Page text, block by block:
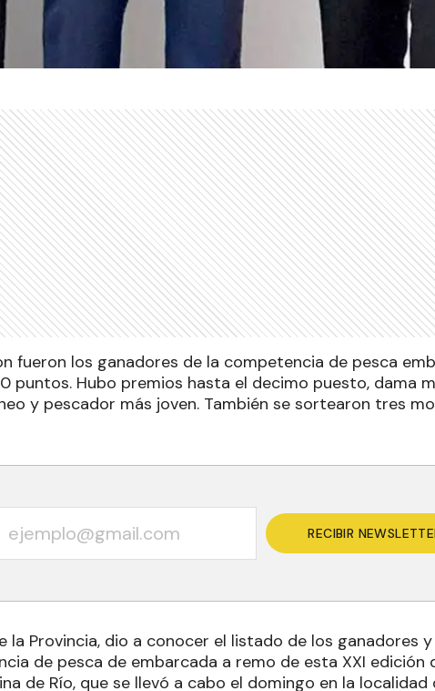
fueron los ganadores de la competencia de pesca
puntos. Hubo premios hasta el decimo puesto, dama
y pescador más joven. También se sortearon tres
RECIBIR
la Provincia, dio a conocer el listado de los ganadores y
de pesca de embarcada a remo de esta XXI edición
de Río, que se llevó a cabo el domingo en la localidad